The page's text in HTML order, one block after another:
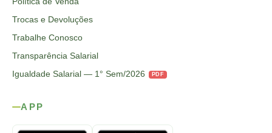
Trocas e Devoluções
Trabalhe Conosco
Transparência Salarial
Igualdade Salarial — 1° Sem/2026
PDF
APP